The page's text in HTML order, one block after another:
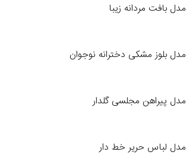
مدل بافت مردانه زیبا
مدل بلوز مشکی دخترانه نوجوان
مدل پیراهن مجلسی گلدار
مدل لباس حریر خط دار